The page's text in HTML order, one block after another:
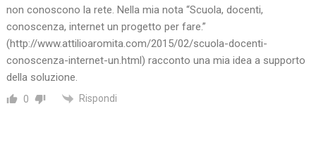
non conoscono la rete. Nella mia nota “Scuola, docenti,
conoscenza, internet un progetto per fare.”
(http://www.attilioaromita.com/2015/02/scuola-docenti-
conoscenza-internet-un.html) racconto una mia idea a supporto
della soluzione.
0 Rispondi